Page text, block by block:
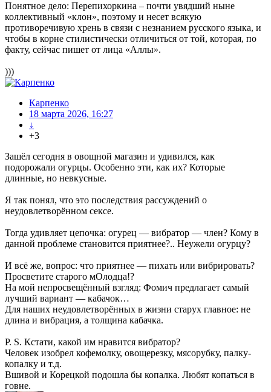
Понятное дело: Перепихоркина – почти увядший ныне
коллективный «клон», поэтому и несет всякую
противоречивую хрень в связи с незнанием русского языка, и
чтобы в корне стилистически отличиться от той, которая, по
факту, сейчас пишет от лица «Аллы».
)))
Карпенко
18 марта 2026, 16:27
↓
+3
Зашёл сегодня в овощной магазин и удивился, как
подорожали огурцы. Особенно эти, как их? Которые
длинные, но невкусные.
Я так понял, что это последствия рассуждений о
неудовлетворённом сексе.
Тогда удивляет цепочка: огурец — вибратор — член? Кому в
данной проблеме становится приятнее?.. Неужели огурцу?
И всё же, вопрос: что приятнее — пихать или вибрировать?
Просветите старого мОлодца!?
На мой непросвещённый взгляд: Фомич предлагает самый
лучший вариант — кабачок…
Для наших неудовлетворённых в жизни старух главное: не
длина и вибрация, а толщина кабачка.
P. S. Кстати, какой им нравится вибратор?
Человек изобрел кофемолку, овощерезку, мясорубку, палку-
копалку и т.д.
Вшивой и Корецкой подошла бы копалка. Любят копаться в
говне.